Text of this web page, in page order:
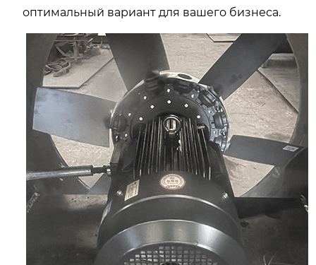
оптимальный вариант для вашего бизнеса.